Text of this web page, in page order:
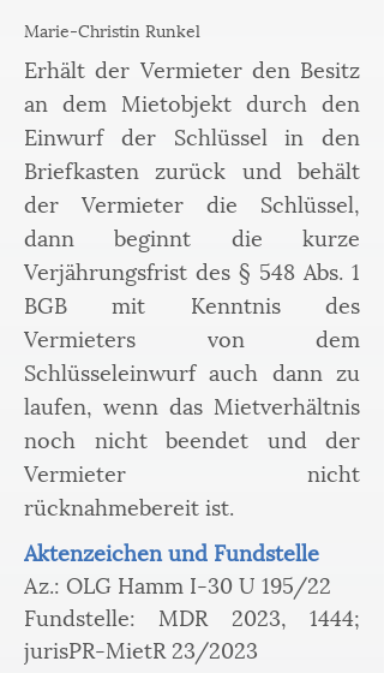
Marie-Christin Runkel
Erhält der Vermieter den Besitz
an dem Mietobjekt durch den
Einwurf der Schlüssel in den
Briefkasten zurück und behält
der Vermieter die Schlüssel,
dann beginnt die kurze
Verjährungsfrist des § 548 Abs. 1
BGB mit Kenntnis des
Vermieters von dem
Schlüsseleinwurf auch dann zu
laufen, wenn das Mietverhältnis
noch nicht beendet und der
Vermieter nicht
rücknahmebereit ist.
Aktenzeichen und Fundstelle
Az.: OLG Hamm I-30 U 195/22
Fundstelle: MDR 2023, 1444;
jurisPR-MietR 23/2023